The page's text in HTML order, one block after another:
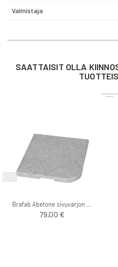
Valmistaja
SAATTAISIT OLLA
79,00 €